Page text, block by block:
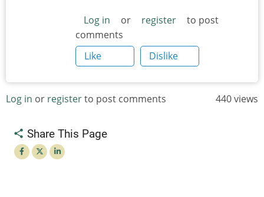
Log in or register
to post
comments
Like
Dislike
Log in or registerto post comments 440 views
Share This Page